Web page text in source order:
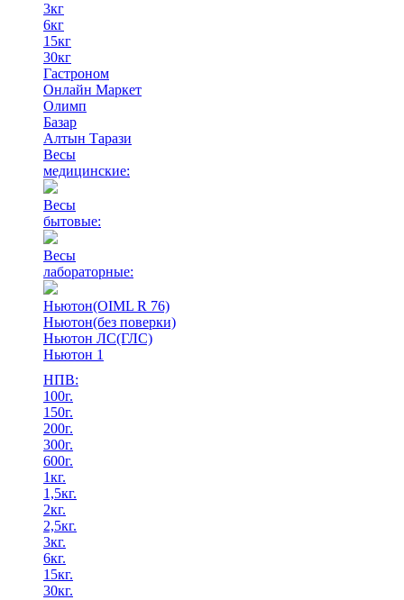
3кг
6кг
15кг
30кг
Гастроном
Онлайн Маркет
Олимп
Базар
Алтын Тарази
Весы
медицинские:
Весы
бытовые:
Весы
лабораторные:
Ньютон(OIML R 76)
Ньютон(без поверки)
Ньютон ЛС(ГЛС)
Ньютон 1
НПВ:
100г.
150г.
200г.
300г.
600г.
1кг.
1,5кг.
2кг.
2,5кг.
3кг.
6кг.
15кг.
30кг.